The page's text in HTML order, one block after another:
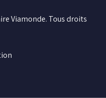
Viamonde. Tous droits